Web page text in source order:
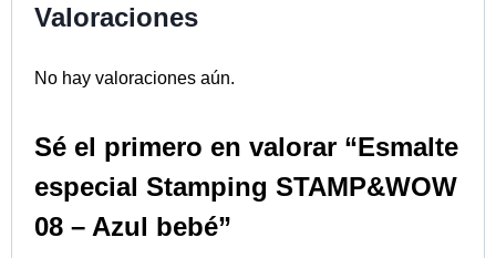
Valoraciones
No hay valoraciones aún.
Sé el primero en valorar “Esmalte
especial Stamping STAMP&WOW
08 – Azul bebé”